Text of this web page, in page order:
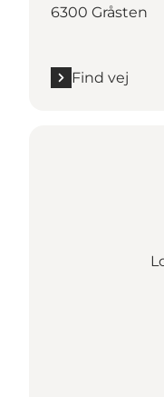
6300 Gråsten
Find vej